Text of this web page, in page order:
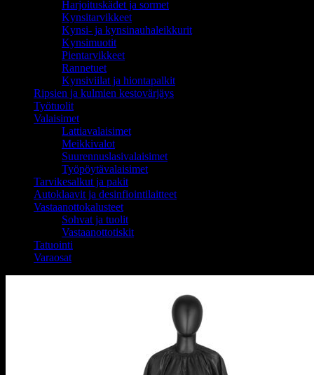
Harjoituskädet ja sormet
Kynsitarvikkeet
Kynsi- ja kynsinauhaleikkurit
Kynsimuotit
Pientarvikkeet
Rannetuet
Kynsiviilat ja hiontapalkit
Ripsien ja kulmien kestovärjäys
Työtuolit
Valaisimet
Lattiavalaisimet
Meikkivalot
Suurennuslasivalaisimet
Työpöytävalaisimet
Tarvikesalkut ja pakit
Autoklaavit ja desinfiointilaitteet
Vastaanottokalusteet
Sohvat ja tuolit
Vastaanottotiskit
Tatuointi
Varaosat